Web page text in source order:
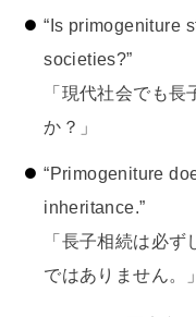
“Is primogeniture
societies?”
「現代社会でも
か？」
“Primogeniture
inheritance.”
「長子相続は必
ではありません。」